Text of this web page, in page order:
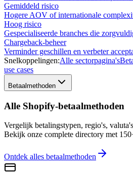
Gemiddeld risico
Hogere AOV of internationale
Hoog risico
Gespecialiseerde branches die
Chargeback-beheer
Verminder geschillen en verbeter
Snelkoppelingen:Alle sectorpagina's
use cases
Betaalmethoden
Alle Shopify-betaalmethoden
Vergelijk betalingstypen, regio's,
Bekijk onze complete directory met
Ontdek alles betaalmethoden